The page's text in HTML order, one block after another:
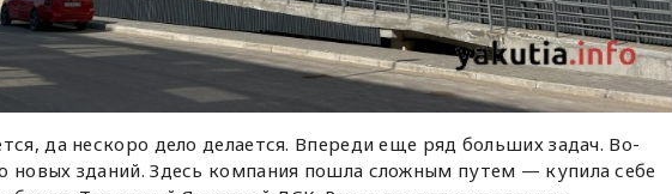
да нескоро дело делается. Впереди еще ряд больших задач. Во-
новых зданий. Здесь компания пошла сложным путем — купила себе